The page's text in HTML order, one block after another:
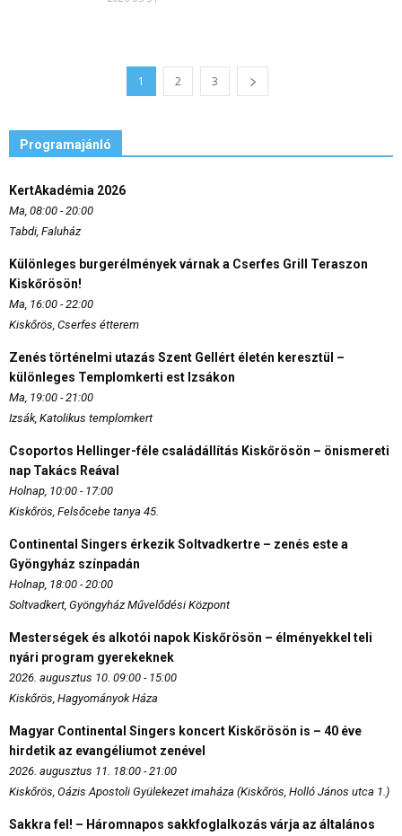
1 2 3
Programajánló
KertAkadémia 2026
Ma, 08:00 - 20:00
Tabdi, Faluház
Különleges burgerélmények várnak a Cserfes Grill Teraszon
Kiskőrösön!
Ma, 16:00 - 22:00
Kiskőrös, Cserfes étterem
Zenés történelmi utazás Szent Gellért életén keresztül –
különleges Templomkerti est Izsákon
Ma, 19:00 - 21:00
Izsák, Katolikus templomkert
Csoportos Hellinger-féle családállítás Kiskőrösön – önismereti
nap Takács Reával
Holnap, 10:00 - 17:00
Kiskőrös, Felsőcebe tanya 45.
Continental Singers érkezik Soltvadkertre – zenés este a
Gyöngyház színpadán
Holnap, 18:00 - 20:00
Soltvadkert, Gyöngyház Művelődési Központ
Mesterségek és alkotói napok Kiskőrösön – élményekkel teli
nyári program gyerekeknek
2026. augusztus 10. 09:00 - 15:00
Kiskőrös, Hagyományok Háza
Magyar Continental Singers koncert Kiskőrösön is – 40 éve
hirdetik az evangéliumot zenével
2026. augusztus 11. 18:00 - 21:00
Kiskőrös, Oázis Apostoli Gyülekezet imaháza (Kiskőrös, Holló János utca 1.)
Sakkra fel! – Háromnapos sakkfoglalkozás várja az általános